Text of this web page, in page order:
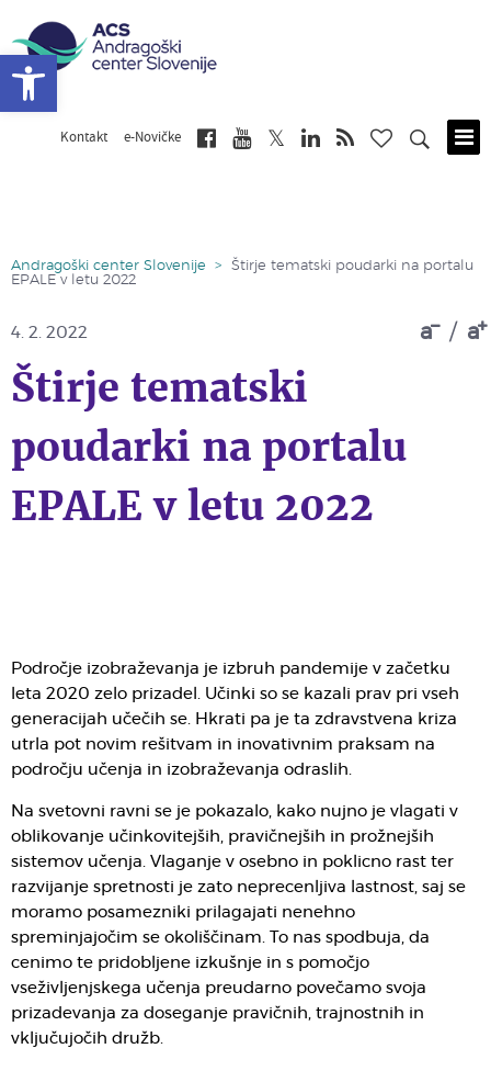
Kontakt e-Novičke
Andragoški center Slovenije >
Štirje tematski poudarki na portalu
EPALE v letu 2022
a / a
4. 2. 2022
Štirje tematski
poudarki na portalu
EPALE v letu 2022
Področje izobraževanja je izbruh pandemije v začetku
leta 2020 zelo prizadel. Učinki so se kazali prav pri vseh
generacijah učečih se. Hkrati pa je ta zdravstvena kriza
utrla pot novim rešitvam in inovativnim praksam na
področju učenja in izobraževanja odraslih.
Na svetovni ravni se je pokazalo, kako nujno je vlagati v
oblikovanje učinkovitejših, pravičnejših in prožnejših
sistemov učenja. Vlaganje v osebno in poklicno rast ter
razvijanje spretnosti je zato neprecenljiva lastnost, saj se
moramo posamezniki prilagajati nenehno
spreminjajočim se okoliščinam. To nas spodbuja, da
cenimo te pridobljene izkušnje in s pomočjo
vseživljenjskega učenja preudarno povečamo svoja
prizadevanja za doseganje pravičnih, trajnostnih in
vključujočih družb.
Open toolbar